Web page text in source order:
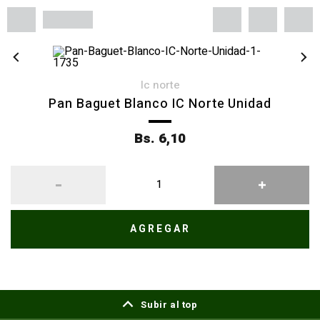
ic norte
Pan Baguet Blanco IC Norte Unidad
Bs. 6,10
AGREGAR
Subir al top